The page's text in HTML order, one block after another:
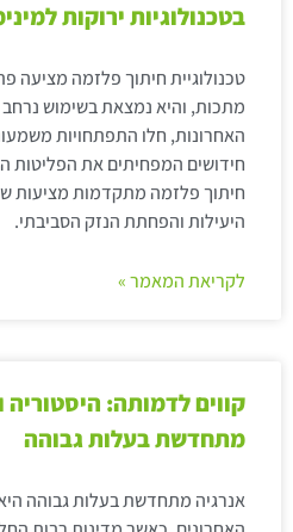
בטכנולוגיות ירוקות
טכנולוגיית חיתוך פלזמה מציעה
מתכות, והיא נמצאת בשימוש
האחרונות, חלו התפתחויות
חידושים המפחיתים את הפליטות
חיתוך פלזמה מתקדמות מציעות
היעילות והפחתת הנזק הסביבתי.
לקריאת המאמר »
קווים לדמותה:
מתחדשת בעלות גבוהה
אנרגיה מתחדשת בעלות גבוהה